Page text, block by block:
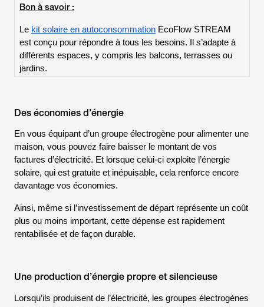
Bon à savoir :
Le kit solaire en autoconsommation EcoFlow STREAM
est conçu pour répondre à tous les besoins. Il s’adapte à
différents espaces, y compris les balcons, terrasses ou
jardins.
Des économies d’énergie
En vous équipant d’un groupe électrogène pour alimenter une
maison, vous pouvez faire baisser le montant de vos
factures d’électricité. Et lorsque celui-ci exploite l’énergie
solaire, qui est gratuite et inépuisable, cela renforce encore
davantage vos économies.
Ainsi, même si l’investissement de départ représente un coût
plus ou moins important, cette dépense est rapidement
rentabilisée et de façon durable.
Une production d’énergie propre et silencieuse
Lorsqu’ils produisent de l’électricité, les groupes électrogènes